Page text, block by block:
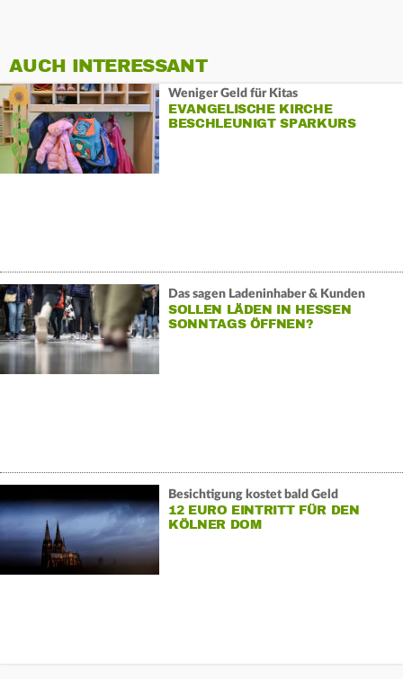
AUCH INTERESSANT
Weniger Geld für Kitas
EVANGELISCHE KIRCHE
BESCHLEUNIGT SPARKURS
Das sagen Ladeninhaber & Kunden
SOLLEN LÄDEN IN HESSEN
SONNTAGS ÖFFNEN?
Besichtigung kostet bald Geld
12 EURO EINTRITT FÜR DEN
KÖLNER DOM